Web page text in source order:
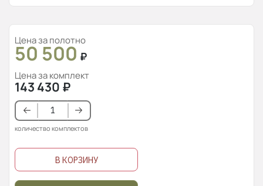
Цена за полотно
50 500 ₽
Цена за комплект
143 430 ₽
количество комплектов
В КОРЗИНУ